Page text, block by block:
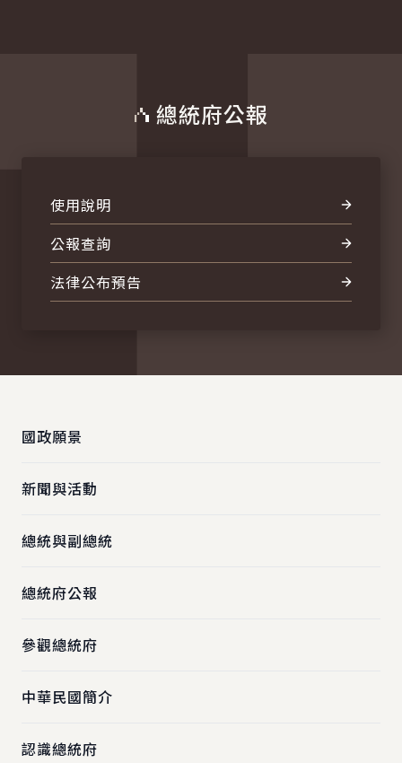
總統府公報
使用說明
公報查詢
法律公布預告
國政願景
新聞與活動
總統與副總統
總統府公報
參觀總統府
中華民國簡介
認識總統府